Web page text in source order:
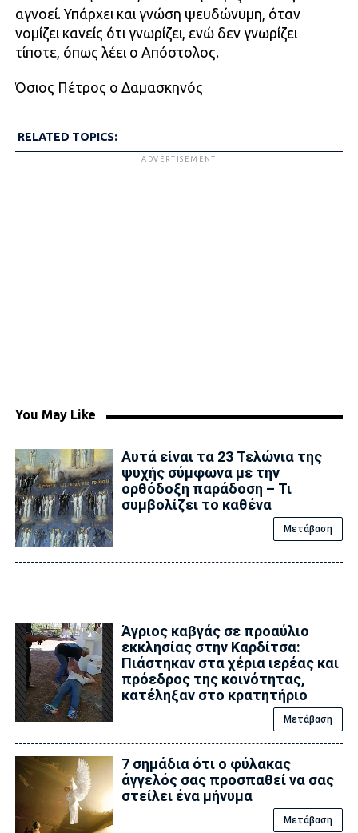
αγνοεί. Υπάρχει και γνώση ψευδώνυμη, όταν
νομίζει κανείς ότι γνωρίζει, ενώ δεν γνωρίζει
τίποτε, όπως λέει ο Απόστολος.
Όσιος Πέτρος ο Δαμασκηνός
RELATED TOPICS:
ADVERTISEMENT
You May Like
Αυτά είναι τα 23 Τελώνια της
ψυχής σύμφωνα με την
ορθόδοξη παράδοση – Τι
συμβολίζει το καθένα
Μετάβαση
Άγριος καβγάς σε προαύλιο
εκκλησίας στην Καρδίτσα:
Πιάστηκαν στα χέρια ιερέας και
πρόεδρος της κοινότητας,
κατέληξαν στο κρατητήριο
Μετάβαση
7 σημάδια ότι ο φύλακας
άγγελός σας προσπαθεί να σας
στείλει ένα μήνυμα
Μετάβαση